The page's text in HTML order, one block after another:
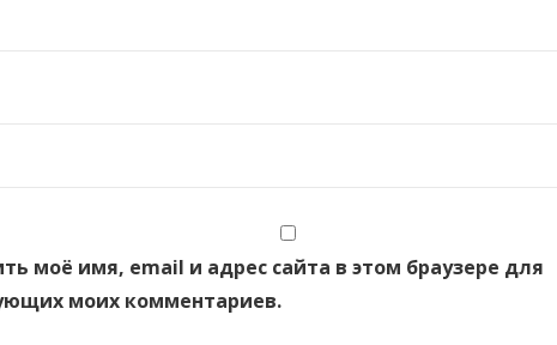
моё имя, email и адрес сайта в этом браузере для
моих комментариев.